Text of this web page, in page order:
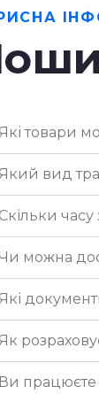
Які товари
Який вид
Скільки часу
можна
Які
Як
Ви